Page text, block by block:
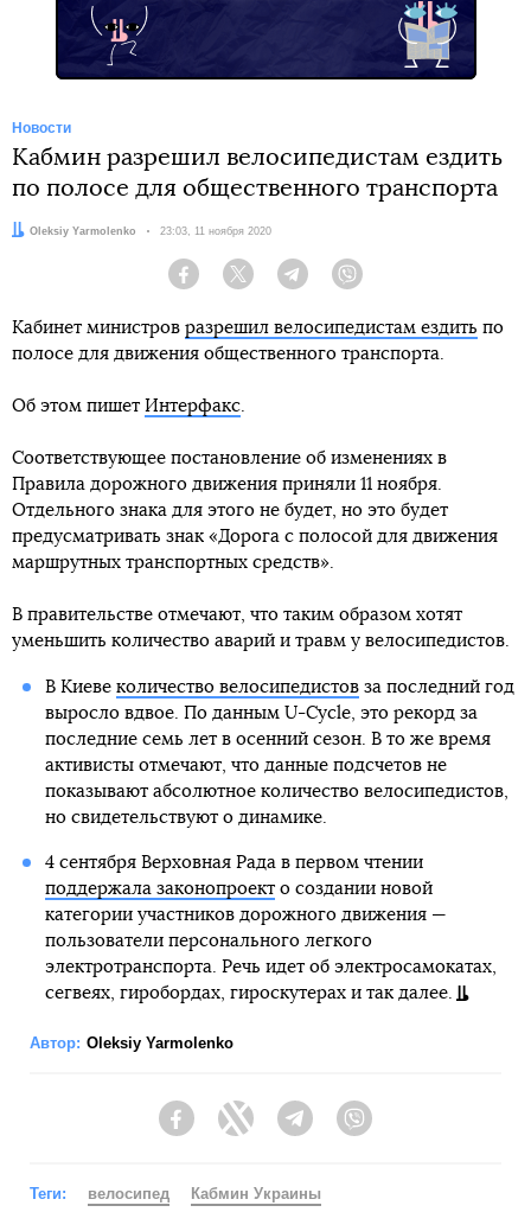
Новости
Кабмин разрешил велосипедистам ездить
по полосе для общественного транспорта
Автор:
Oleksiy Yarmolenko Дата:
23:03, 11 ноября 2020
Facebook Twitter Telegram
Кабинет министров разрешил велосипедистам ездить по
полосе для движения общественного транспорта.
Об этом пишет Интерфакс.
Соответствующее постановление об изменениях в
Правила дорожного движения приняли 11 ноября.
Отдельного знака для этого не будет, но это будет
предусматривать знак «Дорога с полосой для движения
маршрутных транспортных средств».
В правительстве отмечают, что таким образом хотят
уменьшить количество аварий и травм у велосипедистов.
В Киеве количество велосипедистовза последний год
выросло вдвое. По данным U-Cycle, это рекорд за
последние семь лет в осенний сезон. В то же время
активисты отмечают, что данные подсчетов не
показывают абсолютное количество велосипедистов,
но свидетельствуют о динамике.
4 сентября Верховная Рада в первом чтении
поддержала законопроекто создании новой
категории участников дорожного движения —
пользователи персонального легкого
электротранспорта. Речь идет об электросамокатах,
сегвеях, гиробордах, гироскутерах и так далее.
Автор: Oleksiy Yarmolenko
FacebookTwitter Telegram
Теги: велосипед Кабмин Украины